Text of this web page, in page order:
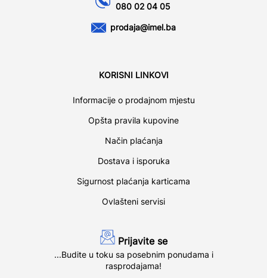
080 02 04 05
prodaja@imel.ba
KORISNI LINKOVI
Informacije o prodajnom mjestu
Opšta pravila kupovine
Način plaćanja
Dostava i isporuka
Sigurnost plaćanja karticama
Ovlašteni servisi
Prijavite se
...Budite u toku sa posebnim ponudama i
rasprodajama!